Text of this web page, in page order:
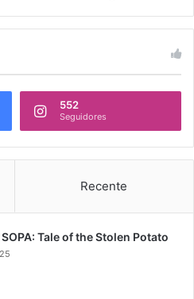
552
Seguidores
Recente
Tale of the Stolen Potato